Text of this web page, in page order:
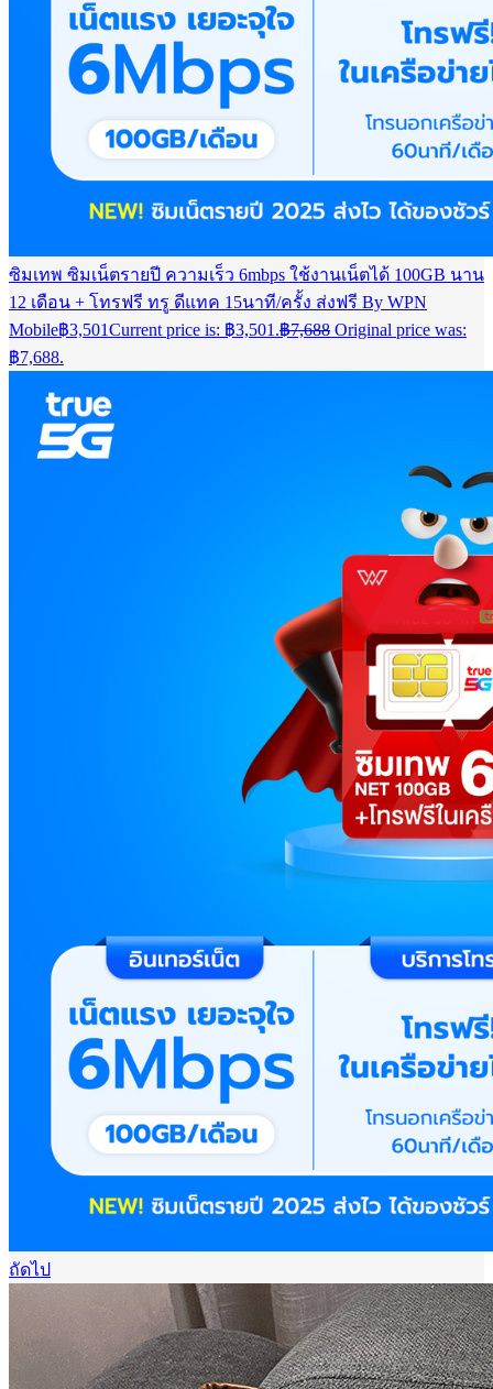
ซิมเทพ ซิมเน็ตรายปี ความเร็ว 6mbps ใช้งานเน็ตได้ 100GB นาน
12 เดือน + โทรฟรี ทรู ดีแทค 15นาที/ครั้ง ส่งฟรี By WPN
Mobile฿3,501Current price is: ฿3,501.฿7,688 Original price was:
฿7,688.
ถัดไป